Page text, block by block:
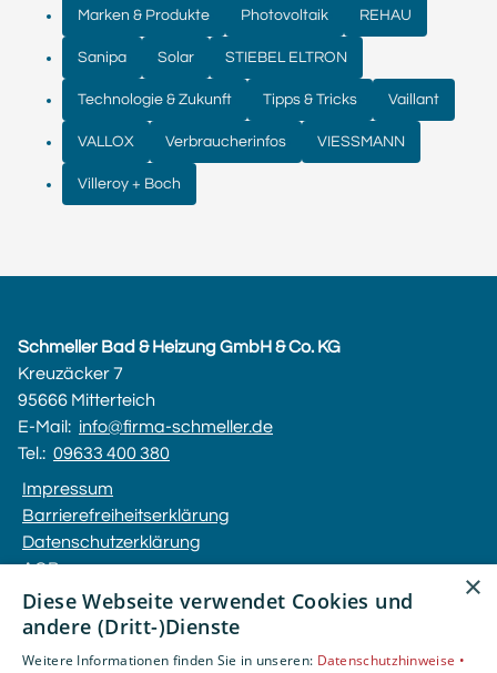
Marken & Produkte Photovoltaik REHAU
Sanipa Solar STIEBEL ELTRON
Technologie & Zukunft Tipps & Tricks Vaillant
VALLOX Verbraucherinfos VIESSMANN
Villeroy + Boch
Schmeller Bad & Heizung GmbH & Co. KG
Kreuzäcker 7
95666 Mitterteich
E-Mail: info@firma-schmeller.de
Tel.: 09633 400 380
Impressum
Barrierefreiheitserklärung
Datenschutzerklärung
AGB
Unsere Bereiche
×
Diese Webseite verwendet Cookies und
andere (Dritt-)Dienste
Weitere Informationen finden Sie in unseren: Datenschutzhinweise •